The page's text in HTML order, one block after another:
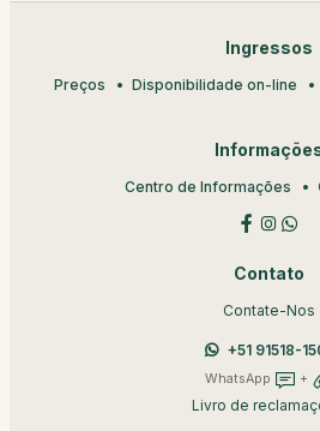
Ingressos
Preços Disponibilidade on-line
Centro de Informações
Contato
Contate-Nos
+51 91518-
WhatsApp +
Livro de